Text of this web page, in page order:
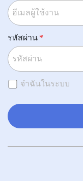
รหัสผ่าน
จำฉันในระบบ